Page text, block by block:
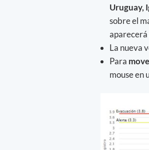
Uruguay,
sobre el
aparecerá
La nueva
Para
mouse en